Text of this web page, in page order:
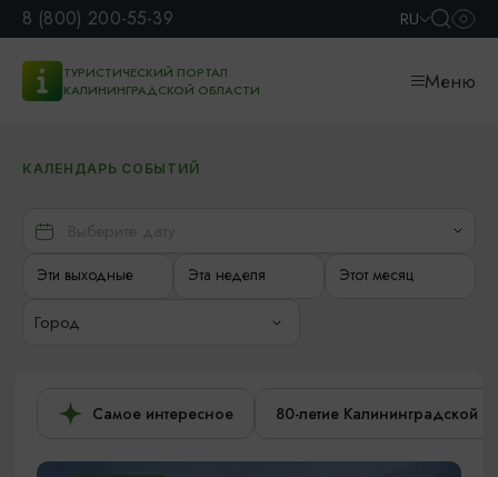
8 (800) 200-55-39 RU
ТУРИСТИЧЕСКИЙ ПОРТАЛ
КАЛИНИНГРАДСКОЙ ОБЛАСТИ
Меню
КАЛЕНДАРЬ СОБЫТИЙ
Эти выходные Эта неделя Этот месяц
Город
Самое интересное 80-летие Калининградской